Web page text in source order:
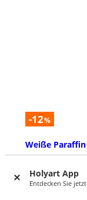
Holyart App
Entdecken Sie
-12%
Weiße